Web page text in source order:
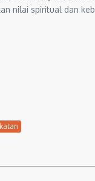
nilai spiritual dan